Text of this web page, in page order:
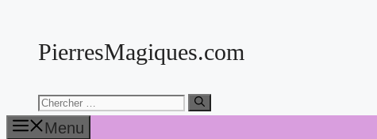
contenuPierresMagiques.com
Chercher:
Menu